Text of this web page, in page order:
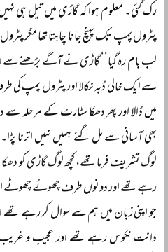
رک گئی۔ معلوم ہوا کہ گاڑی میں تیل ہی نہیں
پٹرول پمپ تک پہنچ جانا چاہتا تھا مگر
لب بام رہ گیا‘‘ گاڑی نے آگے بڑھنے سے
سے ایک خالی ڈبہ نکالا اور پٹرول پمپ
میں ڈالا اور پھر دھکا سٹارٹ کے مرحلہ سے
بھی آسانی سے مل گئے ہمیں نہیں اترنا
لوگ تشریف فرما تھے، کچھ لوگ گاڑی کو
رہے تھے اور دونوں طرف چھوٹے چھوٹے
جو اپنی زبان میں ہم سے سوال کر رہے تھے
دانت نکوس رہے تھے اور عجیب و